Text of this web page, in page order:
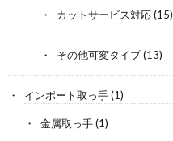
カットサービス対応(15)
その他可変タイプ(13)
インポート取っ手(1)
金属取っ手(1)